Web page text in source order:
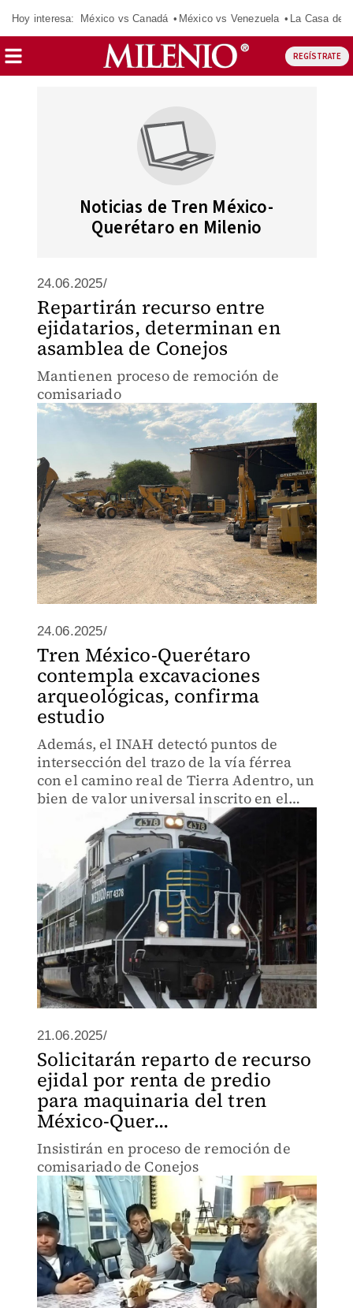
Hoy interesa: México vs Canadá México vs Venezuela La Casa de
REGÍSTRATE
Noticias de Tren México-
Querétaro en Milenio
24.06.2025/
Repartirán recurso entre
ejidatarios, determinan en
asamblea de Conejos
Mantienen proceso de remoción de
comisariado
24.06.2025/
Tren México-Querétaro
contempla excavaciones
arqueológicas, confirma
estudio
Además, el INAH detectó puntos de
intersección del trazo de la vía férrea
con el camino real de Tierra Adentro, un
bien de valor universal inscrito en el
patrimonio mundial de la UNESCO
21.06.2025/
Solicitarán reparto de recurso
ejidal por renta de predio
para maquinaria del tren
México-Quer...
Insistirán en proceso de remoción de
comisariado de Conejos